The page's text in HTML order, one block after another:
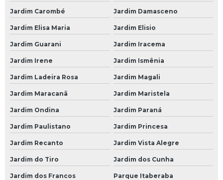
Loja de Bateria Moura para Caminhão
Loja de Bateria para Caminhão
Loja de Bateria para Caminhão 150 Amperes
Baterias para Carro
Bateria 60 Amperes Carro
Bateria Carro
Bateria Carro 60
Bateria Carro Heliar
Jardim Carombé Jardim Damasceno
Jardim Elisa Maria Jardim Elisio
Jardim Guarani Jardim Iracema
Jardim Irene Jardim Ismênia
Jardim Ladeira Rosa Jardim Magali
Jardim Maracanã Jardim Maristela
Jardim Ondina Jardim Paraná
Jardim Paulistano Jardim Princesa
Jardim Recanto Jardim Vista Alegre
Jardim do Tiro Jardim dos Cunha
Jardim dos Francos Parque Itaberaba